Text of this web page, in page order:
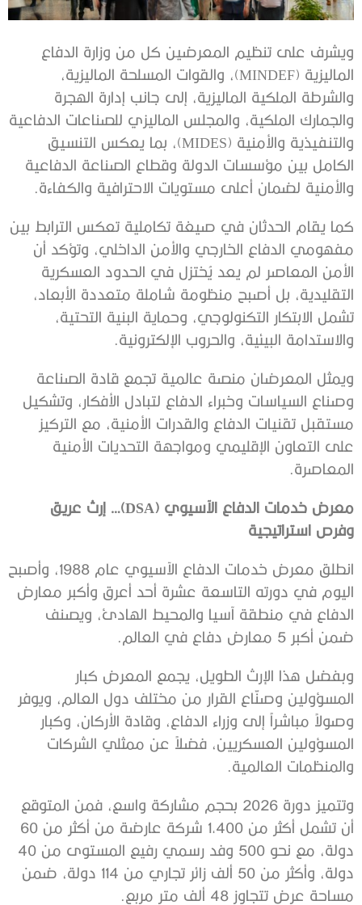
ويشرف على تنظيم المعرضين كل من وزارة الدفاع
الماليزية (MINDEF)، والقوات المسلحة الماليزية،
والشرطة الملكية الماليزية، إلى جانب إدارة الهجرة
والجمارك الملكية، والمجلس الماليزي للصناعات الدفاعية
والتنفيذية والأمنية (MIDES)، بما يعكس التنسيق
الكامل بين مؤسسات الدولة وقطاع الصناعة الدفاعية
والأمنية لضمان أعلى مستويات الاحترافية والكفاءة.
كما يقام الحدثان في صيغة تكاملية تعكس الترابط بين
مفهومي الدفاع الخارجي والأمن الداخلي، وتؤكد أن
الأمن المعاصر لم يعد يُختزل في الحدود العسكرية
التقليدية، بل أصبح منظومة شاملة متعددة الأبعاد،
تشمل الابتكار التكنولوجي، وحماية البنية التحتية،
والاستدامة البيئية، والحروب الإلكترونية.
ويمثل المعرضان منصة عالمية تجمع قادة الصناعة
وصناع السياسات وخبراء الدفاع لتبادل الأفكار، وتشكيل
مستقبل تقنيات الدفاع والقدرات الأمنية، مع التركيز
على التعاون الإقليمي ومواجهة التحديات الأمنية
المعاصرة.
معرض خدمات الدفاع الآسيوي (DSA)…
إرث عريق
وفرص استراتيجية
انطلق معرض خدمات الدفاع الآسيوي عام 1988، وأصبح
اليوم في دورته التاسعة عشرة أحد أعرق وأكبر معارض
الدفاع في منطقة آسيا والمحيط الهادئ، ويصنف
ضمن أكبر 5 معارض دفاع في العالم.
وبفضل هذا الإرث الطويل، يجمع المعرض كبار
المسؤولين وصنّاع القرار من مختلف دول العالم، ويوفر
وصولاً مباشراً إلى وزراء الدفاع، وقادة الأركان، وكبار
المسؤولين العسكريين، فضلاً عن ممثلي الشركات
والمنظمات العالمية.
وتتميز دورة 2026 بحجم مشاركة واسع، فمن المتوقع
أن تشمل أكثر من 1,400 شركة عارضة من أكثر من 60
دولة، مع نحو 500 وفد رسمي رفيع المستوى من 40
دولة، وأكثر من 50 ألف زائر تجاري من 114 دولة، ضمن
مساحة عرض تتجاوز 48 ألف متر مربع.